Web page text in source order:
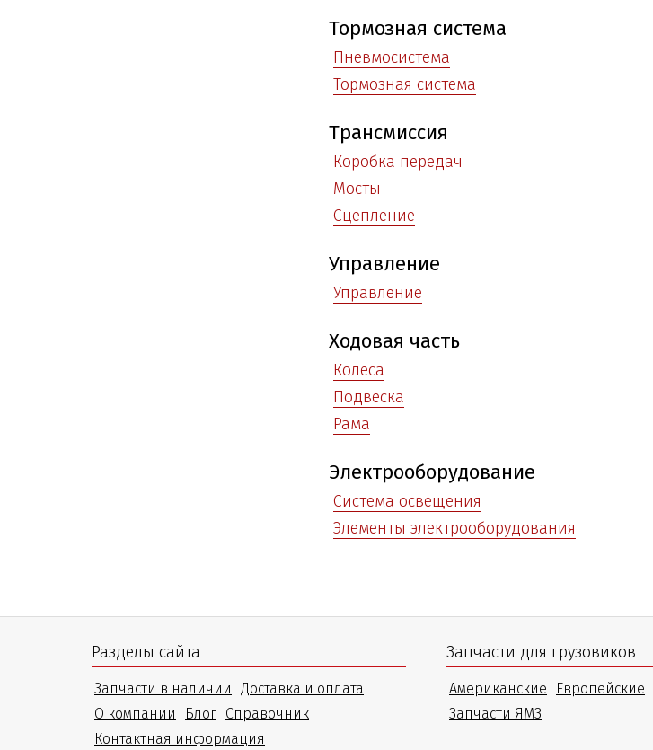
Тормозная система
Пневмосистема
Тормозная система
Трансмиссия
Коробка передач
Мосты
Сцепление
Управление
Управление
Ходовая часть
Колеса
Подвеска
Рама
Электрооборудование
Система освещения
Элементы электрооборудования
Разделы сайта
Запчасти в наличии
Доставка и оплата
О компании
Блог Справочник
Контактная информация
Запчасти для грузовиков
Американские Европейские
Запчасти ЯМЗ